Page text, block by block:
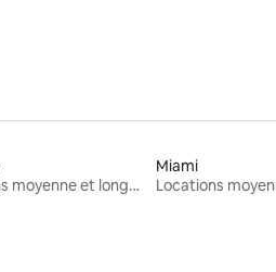
Locations moyenne et longue durée
Miami